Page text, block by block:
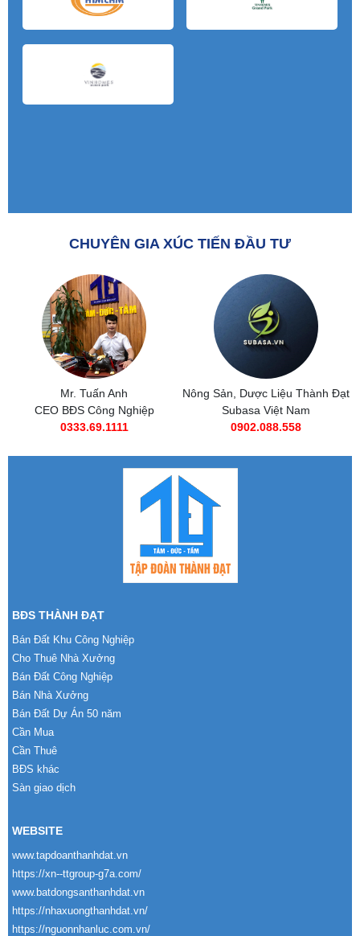
CHUYÊN GIA XÚC TIẾN ĐẦU TƯ
Nông Sản, Dược Liệu Thành Đạt
Subasa Việt Nam
0902.088.558
Subasa Việt Nam
Chuỗi đồ ăn nhanh Subasa
0985 269 685
BĐS THÀNH ĐẠT
Bán Đất Khu Công Nghiệp
Cho Thuê Nhà Xưởng
Bán Đất Công Nghiệp
Bán Nhà Xưởng
Bán Đất Dự Án 50 năm
Cần Mua
Cần Thuê
BĐS khác
Sàn giao dịch
WEBSITE
www.tapdoanthanhdat.vn
https://xn--ttgroup-g7a.com/
www.batdongsanthanhdat.vn
https://nhaxuongthanhdat.vn/
https://nguonnhanluc.com.vn/